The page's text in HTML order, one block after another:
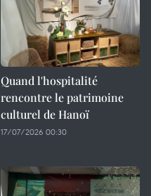
Quand l'hospitalité
rencontre le patrimoine
culturel de Hanoï
17/07/2026 00:30